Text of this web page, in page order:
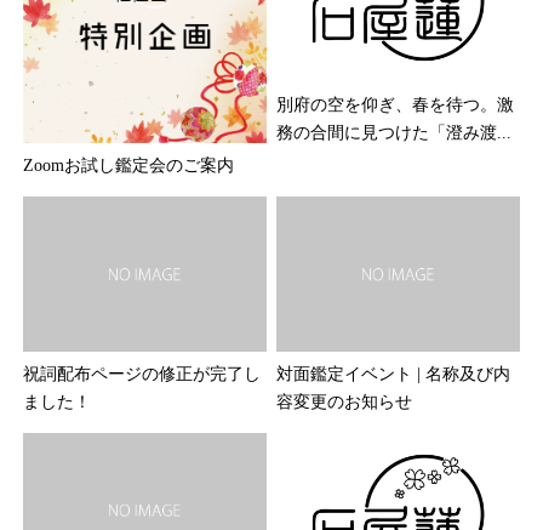
Zoomお試し鑑定会のご案内
別府の空を仰ぎ、春を待つ。激
務の合間に見つけた「澄み渡...
祝詞配布ページの修正が完了し
ました！
対面鑑定イベント | 名称及び内
容変更のお知らせ